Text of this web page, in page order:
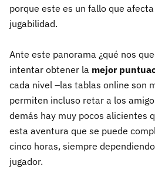
porque este es un fallo que
jugabilidad.
Ante este panorama ¿qué nos
intentar obtener la mejor
cada nivel –las tablas online son
permiten incluso retar a los
demás hay muy pocos alicientes
esta aventura que se puede
cinco horas, siempre
jugador.